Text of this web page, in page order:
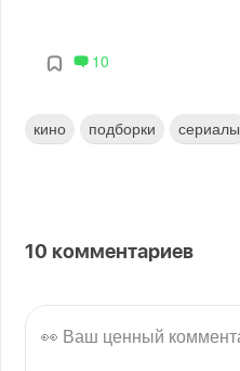
10
кино подборки сериалы
10 комментариев